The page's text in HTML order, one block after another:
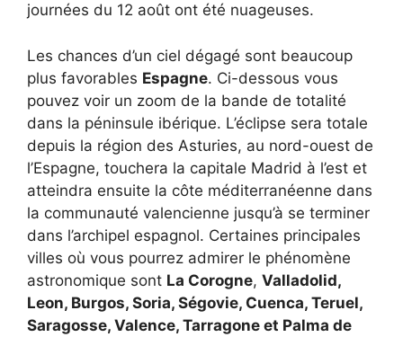
journées du 12 août ont été nuageuses.
Les chances d’un ciel dégagé sont beaucoup
plus favorables Espagne. Ci-dessous vous
pouvez voir un zoom de la bande de totalité
dans la péninsule ibérique. L’éclipse sera totale
depuis la région des Asturies, au nord-ouest de
l’Espagne, touchera la capitale Madrid à l’est et
atteindra ensuite la côte méditerranéenne dans
la communauté valencienne jusqu’à se terminer
dans l’archipel espagnol. Certaines principales
villes où vous pourrez admirer le phénomène
astronomique sont La Corogne, Valladolid,
Leon, Burgos, Soria, Ségovie, Cuenca, Teruel,
Saragosse, Valence, Tarragone et Palma de